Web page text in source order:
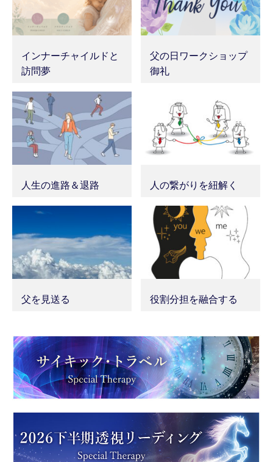
インナーチャイルドと
訪問夢
父の日ワークショップ
御礼
人生の進路＆退路 人の繋がりを紐解く
父を見送る 役割分担を融合する